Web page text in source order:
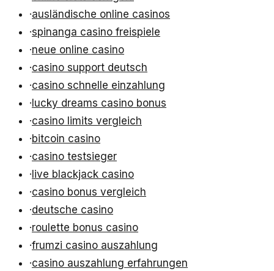
·ausländische online casinos
·spinanga casino freispiele
·neue online casino
·casino support deutsch
·casino schnelle einzahlung
· lucky dreams casino bonus
·casino limits vergleich
·bitcoin casino
·casino testsieger
· live blackjack casino
·casino bonus vergleich
·deutsche casino
·roulette bonus casino
·frumzi casino auszahlung
·casino auszahlung erfahrungen